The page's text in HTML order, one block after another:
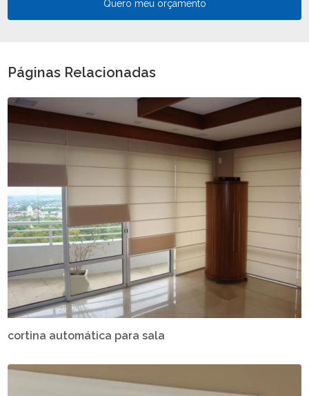
Quero meu orçamento
Páginas Relacionadas
cortina automática para sala